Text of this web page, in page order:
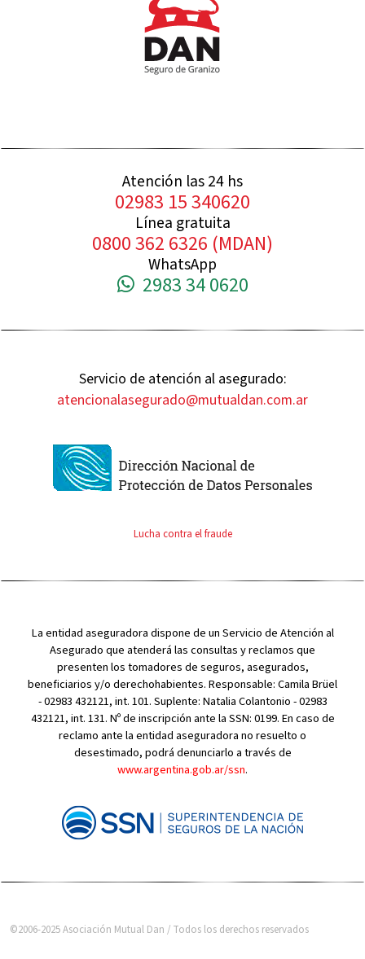
Atención las 24 hs
02983 15 340620
Línea gratuita
0800 362 6326 (MDAN)
WhatsApp
2983 34 0620
Servicio de atención al asegurado:
atencionalasegurado@mutualdan.com.ar
Lucha contra el fraude
La entidad aseguradora dispone de un Servicio de Atención al
Asegurado que atenderá las consultas y reclamos que
presenten los tomadores de seguros, asegurados,
beneficiarios y/o derechohabientes. Responsable: Camila Brüel
- 02983 432121, int. 101. Suplente: Natalia Colantonio - 02983
432121, int. 131. Nº de inscripción ante la SSN: 0199. En caso de
reclamo ante la entidad aseguradora no resuelto o
desestimado, podrá denunciarlo a través de
www.argentina.gob.ar/ssn.
©2006-2025 Asociación Mutual Dan / Todos los derechos reservados